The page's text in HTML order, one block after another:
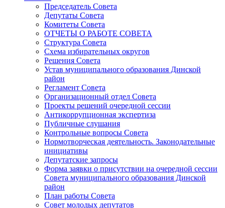
Председатель Совета
Депутаты Совета
Комитеты Совета
ОТЧЕТЫ О РАБОТЕ СОВЕТА
Структура Совета
Схема избирательных округов
Решения Совета
Устав муниципального образования Динской
район
Регламент Совета
Организационный отдел Совета
Проекты решений очередной сессии
Антикоррупционная экспертиза
Публичные слушания
Контрольные вопросы Совета
Нормотворческая деятельность. Законодательные
инициативы
Депутатские запросы
Форма заявки о присутствии на очередной сессии
Совета муниципального образования Динской
район
План работы Совета
Совет молодых депутатов